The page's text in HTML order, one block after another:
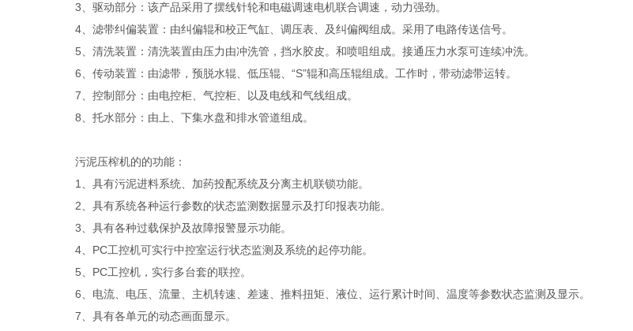
3、驱动部分：该产品采用了摆线针轮和电磁调速电机联合调速，动力强劲。
4、滤带纠偏装置：由纠偏辊和校正气缸、调压表、及纠偏阀组成。采用了电路传送信号。
5、清洗装置：清洗装置由压力由冲洗管，挡水胶皮。和喷咀组成。接通压力水泵可连续冲洗。
6、传动装置：由滤带，预脱水辊、低压辊、“S”辊和高压辊组成。工作时，带动滤带运转。
7、控制部分：由电控柜、气控柜、以及电线和气线组成。
8、托水部分：由上、下集水盘和排水管道组成。
污泥压榨机的的功能：
1、具有污泥进料系统、加药投配系统及分离主机联锁功能。
2、具有系统各种运行参数的状态监测数据显示及打印报表功能。
3、具有各种过载保护及故障报警显示功能。
4、PC工控机可实行中控室运行状态监测及系统的起停功能。
5、PC工控机，实行多台套的联控。
6、电流、电压、流量、主机转速、差速、推料扭矩、液位、运行累计时间、温度等参数状态监测及显示。
7、具有各单元的动态画面显示。